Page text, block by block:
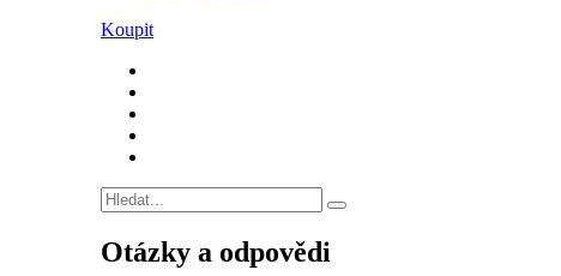
Koupit
Otázky a odpovědi